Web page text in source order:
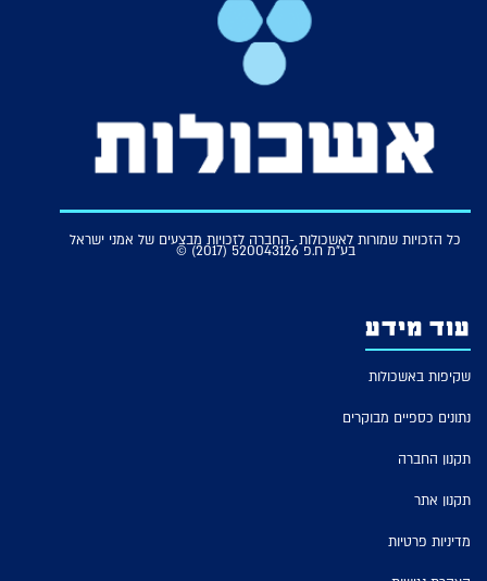
כל הזכויות שמורות לאשכולות -החברה לזכויות מבצעים של אמני ישראל
בע"מ ח.פ 520043126 (2017) ©
עוד מידע
שקיפות באשכולות
נתונים כספיים מבוקרים
תקנון החברה
תקנון אתר
מדיניות פרטיות